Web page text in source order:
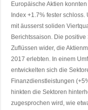
Europäische Aktien
Index +1.7% fester
mit äusserst soliden
Berichtssaison. Die
Zuflüssen wider, die
2017 erlebten. In einem
entwickelten sich die
Finanzdienstleistungen
hinkten die Sektoren
zugesprochen wird, wie